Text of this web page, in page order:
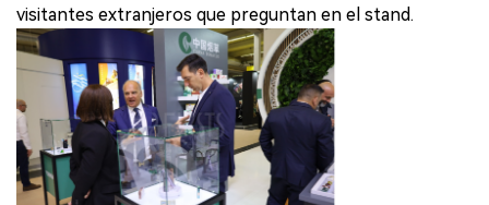
visitantes extranjeros que preguntan en el stand.